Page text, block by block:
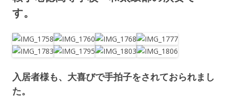
す。
入居者様も、大喜びで手拍子をされておられまし
た。